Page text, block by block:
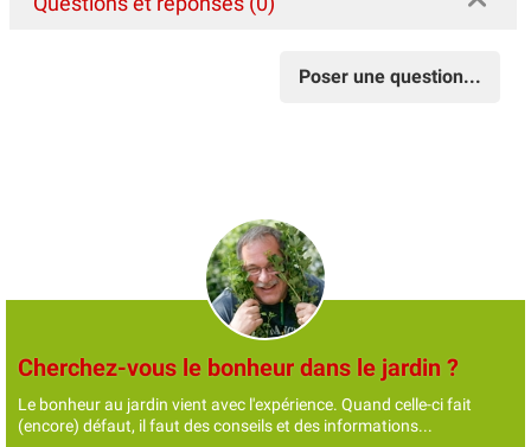
Poser une question...
Cherchez-vous le bonheur dans le jardin ?
Le bonheur au jardin vient avec l'expérience. Quand celle-ci fait
(encore) défaut, il faut des conseils et des informations...